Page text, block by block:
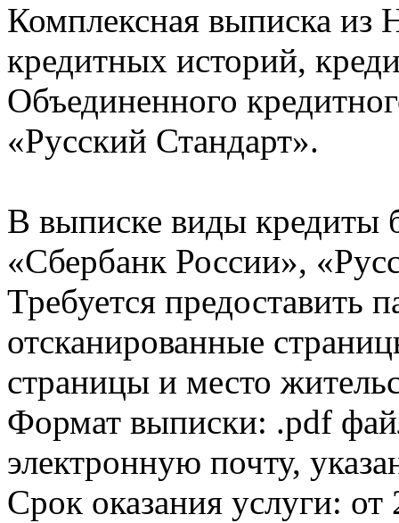
Комплексная выписка из
кредитных историй,
Объединенного
«Русский Стандарт».
В выписке виды кредиты
«Сбербанк России»,
Требуется предоставить
отсканированные
страницы и место
Формат выписки: .pdf
электронную почту,
Срок оказания услуги: от